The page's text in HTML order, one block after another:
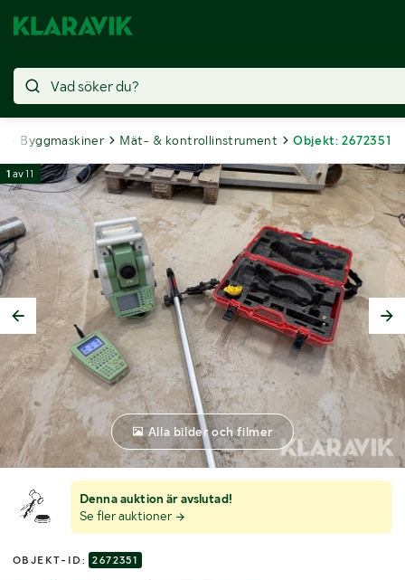
Byggmaskiner Mät- & kontrollinstrument Objekt: 2672351
Denna auktion är avslutad!
Se fler auktioner
OBJEKT-ID: 2672351
1 av11
Alla bilder och filmer